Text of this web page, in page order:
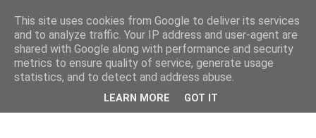
This site uses cookies from Google to deliver its services
and to analyze traffic. Your IP address and user-agent are
shared with Google along with performance and security
metrics to ensure quality of service, generate usage
statistics, and to detect and address abuse.
LEARN MORE GOT IT